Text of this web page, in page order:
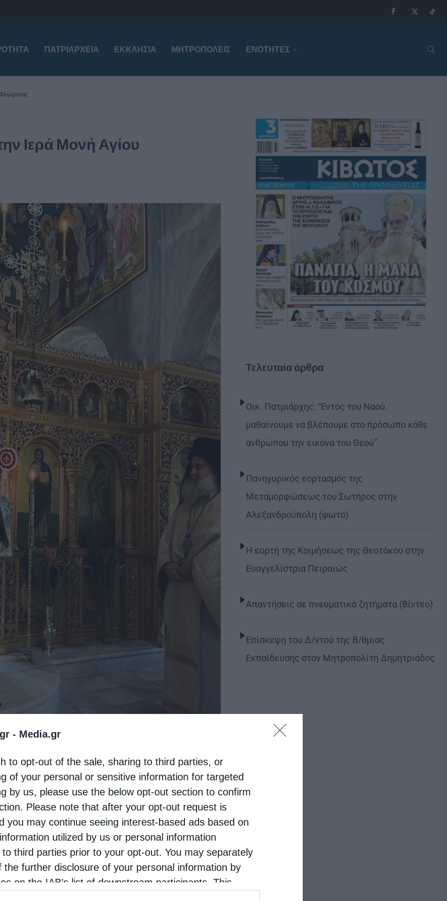
- Media.gr
to opt-out of the sale, sharing to third parties, or
of your personal or sensitive information for targeted
by us, please use the below opt-out section to confirm
Please note that after your opt-out request is
you may continue seeing interest-based ads based on
utilized by us or personal information
to third parties prior to your opt-out. You may separately
the further disclosure of your personal information by
on the IAB’s list of downstream participants. This
ΠΑΤΡΙΑΡΧΕΊΑ ΕΚΚΛΗΣΊΑ ΜΗΤΡΟΠΌΛΕΙΣ ΕΝΟΤΗΤΕΣ
Ιερά Μονή Αγίου
της πανηγύρεως του Αγίου Αυγουστίνου
Φλωρίνης, Πρεσπών και Εορδαίας κ.
της Αρχιερατικής Θείας Λειτουργίας στην
προσήλθαν στην Ιερά Μονή και
Τελευταία άρθρα
Οικ. Πατριάρχης: “Εντός του Ναού,
μαθαίνουμε να βλέπουμε στο πρόσωπο κάθε
ανθρώπου την εικόνα του Θεού”
Πανηγυρικός εορτασμός της
Μεταμορφώσεως του Σωτήρος στην
Αλεξανδρούπολη (φωτο)
Η εορτή της Κοιμήσεως της Θεοτόκου στην
Ευαγγελίστρια Πειραιώς
Απαντήσεις σε πνευματικά ζητήματα (Βίντεο)
Επίσκεψη του Δ/ντού της Β/θμιας
Εκπαίδευσης στον Μητροπολίτη Δημητριάδος